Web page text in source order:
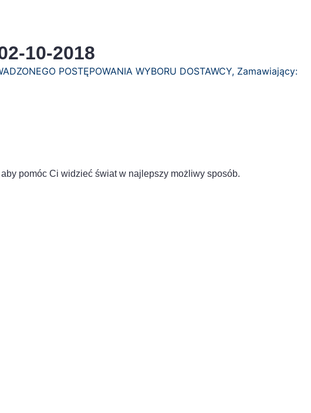
10-2018
POSTĘPOWANIA WYBORU DOSTAWCY, Zamawiający:
pomóc Ci widzieć świat w najlepszy możliwy sposób.